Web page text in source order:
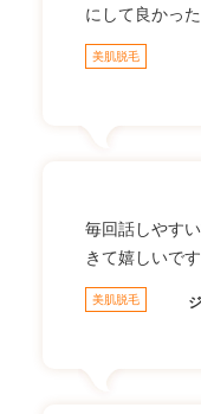
にして良かった
美肌脱毛
毎回話しやす
きて嬉しいで
美肌脱毛